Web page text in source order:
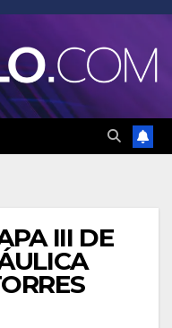
III DE